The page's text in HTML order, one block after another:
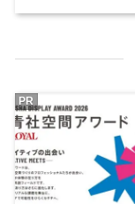
PR